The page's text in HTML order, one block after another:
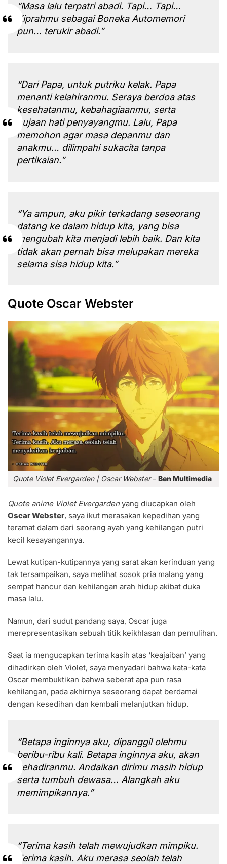
“Masa lalu terpatri abadi. Tapi… Tapi…
Kiprahmu sebagai Boneka Automemori
pun… terukir abadi.”
“Dari Papa, untuk putriku kelak. Papa
menanti kelahiranmu. Seraya berdoa atas
kesehatanmu, kebahagiaanmu, serta
pujaan hati penyayangmu. Lalu, Papa
memohon agar masa depanmu dan
anakmu… dilimpahi sukacita tanpa
pertikaian.”
“Ya ampun, aku pikir terkadang seseorang
datang ke dalam hidup kita, yang bisa
mengubah kita menjadi lebih baik. Dan kita
tidak akan pernah bisa melupakan mereka
selama sisa hidup kita.”
Quote Oscar Webster
Quote Violet Evergarden | Oscar Webster– Ben Multimedia
Quote anime Violet Evergarden yang diucapkan oleh
Oscar Webster, saya ikut merasakan kepedihan yang
teramat dalam dari seorang ayah yang kehilangan putri
kecil kesayangannya.
Lewat kutipan-kutipannya yang sarat akan kerinduan yang
tak tersampaikan, saya melihat sosok pria malang yang
sempat hancur dan kehilangan arah hidup akibat duka
masa lalu.
Namun, dari sudut pandang saya, Oscar juga
merepresentasikan sebuah titik keikhlasan dan pemulihan.
Saat ia mengucapkan terima kasih atas ‘keajaiban’ yang
dihadirkan oleh Violet, saya menyadari bahwa kata-kata
Oscar membuktikan bahwa seberat apa pun rasa
kehilangan, pada akhirnya seseorang dapat berdamai
dengan kesedihan dan kembali melanjutkan hidup.
“Betapa inginnya aku, dipanggil olehmu
beribu-ribu kali. Betapa inginnya aku, akan
kehadiranmu. Andaikan dirimu masih hidup
serta tumbuh dewasa… Alangkah aku
memimpikannya.”
“Terima kasih telah mewujudkan mimpiku.
Terima kasih. Aku merasa seolah telah